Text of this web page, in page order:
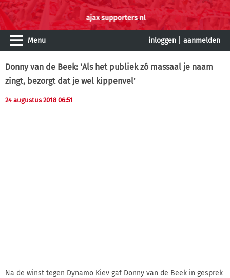
Menu inloggen aanmelden
Donny van de Beek: 'Als het publiek zó massaal je naam
zingt, bezorgt dat je wel kippenvel'
24 augustus 2018 06:51
Na de winst tegen Dynamo Kiev gaf Donny van de Beek in gesprek